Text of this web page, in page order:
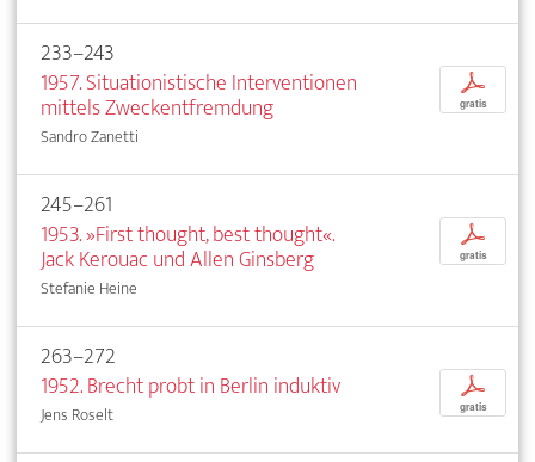
233–243
1957. Situationistische Interventionen
mittels Zweckentfremdung
Sandro Zanetti
p
gratis
245–261
1953. »First thought, best thought«.
Jack Kerouac und Allen Ginsberg
Stefanie Heine
p
gratis
263–272
1952. Brecht probt in Berlin induktiv
Jens Roselt
p
gratis